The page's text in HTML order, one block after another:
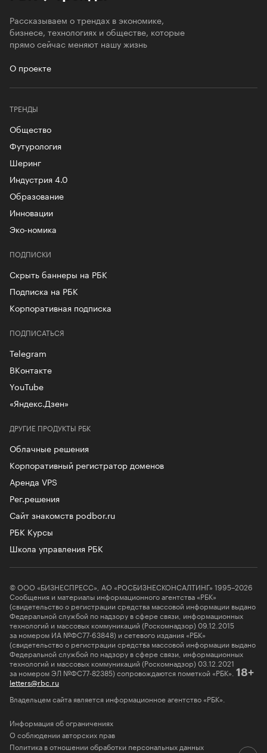
Рассказываем о трендах в экономике,
бизнесе, технологиях и обществе, которые
прямо сейчас меняют нашу жизнь
О проекте
ТРЕНДЫ
Общество
Футурология
Шеринг
Индустрия 4.0
Образование
Инновации
Эко-номика
ПОДПИСКИ
Скрыть баннеры на РБК
Подписка на РБК
Корпоративная подписка
ДРУГИЕ ПРОДУКТЫ РБК
Облачные решения
Корпоративный регистратор доменов
Аренда VPS
Рег.решения
Сайт знакомств podbor.ru
РБК Курсы
Школа управления РБК
ПОДПИСАТЬСЯ
Telegram
ВКонтакте
YouTube
«Яндекс.Дзен»
© ООО «БИЗНЕСПРЕСС», АО «РОСБИЗНЕСКОНСАЛТИНГ» 1995–2026
Сообщения и материалы информационного агентства «РБК»
(свидетельство о регистрации средства массовой информации выдано
Федеральной службой по надзору в сфере связи, информационных
технологий и массовых коммуникаций (Роскомнадзор) 09.12.2015
за номером ИА №ФС77-63848) и сетевого издания «РБК»
(свидетельство о регистрации средства массовой информации выдано
Федеральной службой по надзору в сфере связи, информационных
технологий и массовых коммуникаций (Роскомнадзор) 03.12.2021
за номером ЭЛ №ФС77-82385) сопровождаются пометкой «РБК». 18+
letters@rbc.ru
Владельцем сайта является информационное агентство «РБК».
Информация об ограничениях
О соблюдении авторских прав
Политика в отношении обработки персональных данных